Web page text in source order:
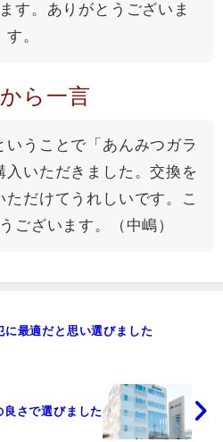
す。ありがとうございま
す。
ら一言
うことで「あんみつガラ
入いただきました。交換を
ただけてうれしいです。こ
ございます。（中嶋）
に最適だと思い選びました
良さで選びました